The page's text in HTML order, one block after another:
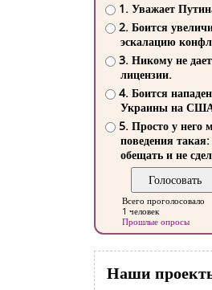
1. Уважает
2. Боится
эскалацию
3. Никому не
лицензии.
4. Боится
Украины на
5. Просто у него
поведения такая:
обещать и не
Всего проголосовало
1 человек
Прошлые опросы
Наши